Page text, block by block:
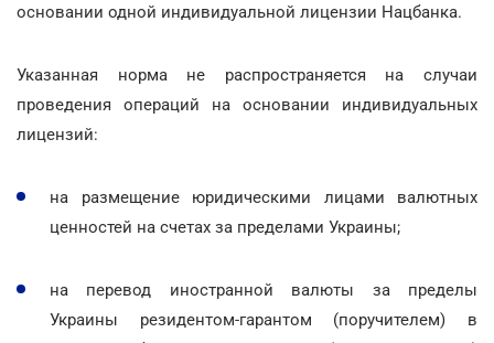
основании одной индивидуальной лицензии Нацбанка.
Указанная норма не распространяется на случаи
проведения операций на основании индивидуальных
лицензий:
на размещение юридическими лицами валютных
ценностей на счетах за пределами Украины;
на перевод иностранной валюты за пределы
Украины резидентом-гарантом (поручителем) в